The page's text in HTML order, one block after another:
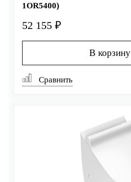
1OR5400)
52 155 ₽
В корзину
Сравнить